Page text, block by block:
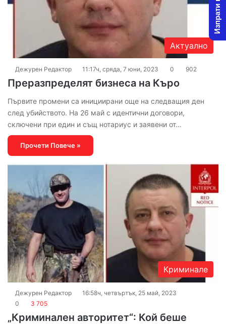
Актуално
Дежурен Редактор 11:17ч, сряда, 7 юни, 2023 0 902
Преразпределят бизнеса на Къро
Първите промени са инициирани още на следващия ден
след убийството. На 26 май с идентични договори,
сключени при един и същ нотариус и заявени от…
Прочети Повече »
Криминале
Дежурен Редактор
16:58ч, четвъртък, 25 май, 2023
0
3 705
„Криминален авторитет“: Кой беше